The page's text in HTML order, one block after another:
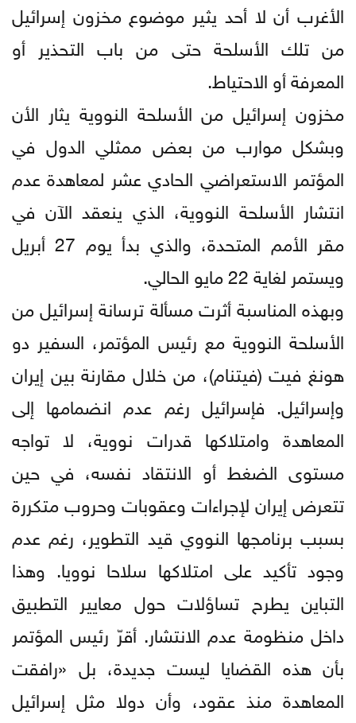
الأغرب أن لا أحد يثير موضوع مخزون إسرائيل
من تلك الأسلحة حتى من باب التحذير أو
المعرفة أو الاحتياط.
مخزون إسرائيل من الأسلحة النووية يثار الأن
وبشكل موارب من بعض ممثلي الدول في
المؤتمر الاستعراضي الحادي عشر لمعاهدة عدم
انتشار الأسلحة النووية، الذي ينعقد الآن في
مقر الأمم المتحدة، والذي بدأ يوم 27 أبريل
ويستمر لغاية 22 مايو الحالي.
وبهذه المناسبة أثرت مسألة ترسانة إسرائيل من
الأسلحة النووية مع رئيس المؤتمر، السفير دو
هونغ فيت (فيتنام)، من خلال مقارنة بين إيران
وإسرائيل. فإسرائيل رغم عدم انضمامها إلى
المعاهدة وامتلاكها قدرات نووية، لا تواجه
مستوى الضغط أو الانتقاد نفسه، في حين
تتعرض إيران لإجراءات وعقوبات وحروب متكررة
بسبب برنامجها النووي قيد التطوير، رغم عدم
وجود تأكيد على امتلاكها سلاحا نوويا. وهذا
التباين يطرح تساؤلات حول معايير التطبيق
داخل منظومة عدم الانتشار. أقرّ رئيس المؤتمر
بأن هذه القضايا ليست جديدة، بل «رافقت
المعاهدة منذ عقود، وأن دولا مثل إسرائيل